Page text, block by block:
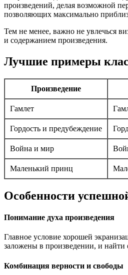
произведений, делая возможной
позволяющих максимально
Тем не менее, важно не увлечься
и содержанием произведения.
Лучшие примеры
Произведение
Гамлет
Гордость и предубеждение
Война и мир
Маленький принц
Особенности
Понимание духа произведения
Главное условие хорошей
заложены в произведении, и
Комбинация верности и свободы